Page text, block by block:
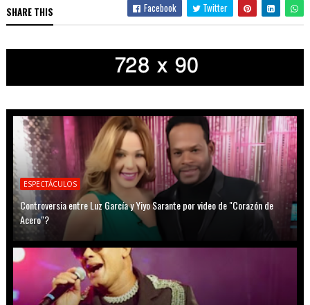
SHARE THIS Facebook Twitter
ESPECTÁCULOS
Controversia entre Luz García y Yiyo Sarante por video de "Corazón de
Acero"?